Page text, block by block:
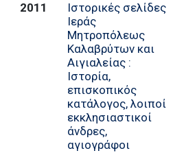
2011
Ιστορικές σελίδες
Ιεράς
Μητροπόλεως
Καλαβρύτων και
Αιγιαλείας :
Ιστορία,
επισκοπικός
κατάλογος, λοιποί
εκκλησιαστικοί
άνδρες,
αγιογράφοι